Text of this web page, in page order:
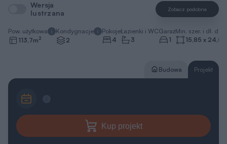
Wersja
lustrzana
Zobacz podobne
Pow. użytkowa
113,7m2
Kondygnacje
2
Pokoje
4
Łazienki i WC
3
Garaż
1
Min. szer. i dł.
15,85 x 24,5
Budowa Projekt
Kup projekt